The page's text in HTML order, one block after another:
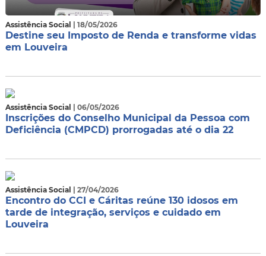
Assistência Social | 18/05/2026
Destine seu Imposto de Renda e transforme vidas
em Louveira
Assistência Social | 06/05/2026
Inscrições do Conselho Municipal da Pessoa com
Deficiência (CMPCD) prorrogadas até o dia 22
Assistência Social | 27/04/2026
Encontro do CCI e Cáritas reúne 130 idosos em
tarde de integração, serviços e cuidado em
Louveira